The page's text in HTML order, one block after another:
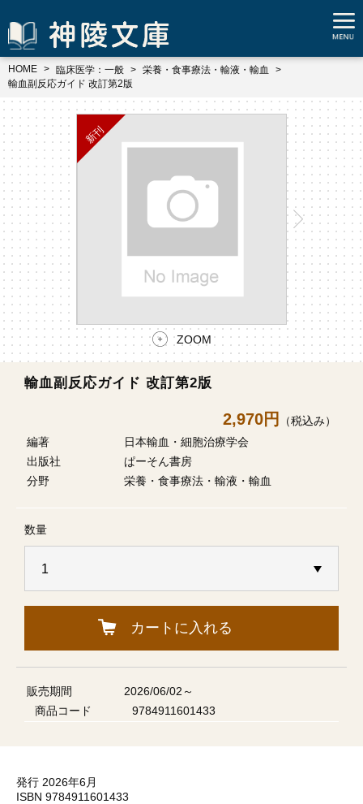
HOME 臨床医学：一般
栄養・食事療法・輸液・輸血
輸血副反応ガイド 改訂第2版
ZOOM
輸血副反応ガイド 改訂第2版
2,970円
（税込み）
編著
日本輸血・細胞治療学会
出版社
ぱーそん書房
分野
栄養・食事療法・輸液・輸血
数量
カートに入れる
販売期間
2026/06/02～
商品コード
9784911601433
発行 2026年6月
ISBN 9784911601433